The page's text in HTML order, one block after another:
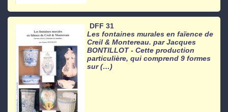
DFF 31
Les fontaines murales en faïence de
Creil & Montereau. par Jacques
BONTILLOT - Cette production
particulière, qui comprend 9 formes
sur (…)